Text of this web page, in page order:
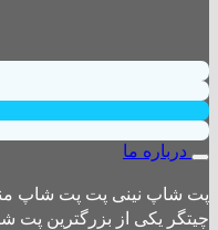
درباره ما
چیتگر یکی از بزرگترین پت شاپ